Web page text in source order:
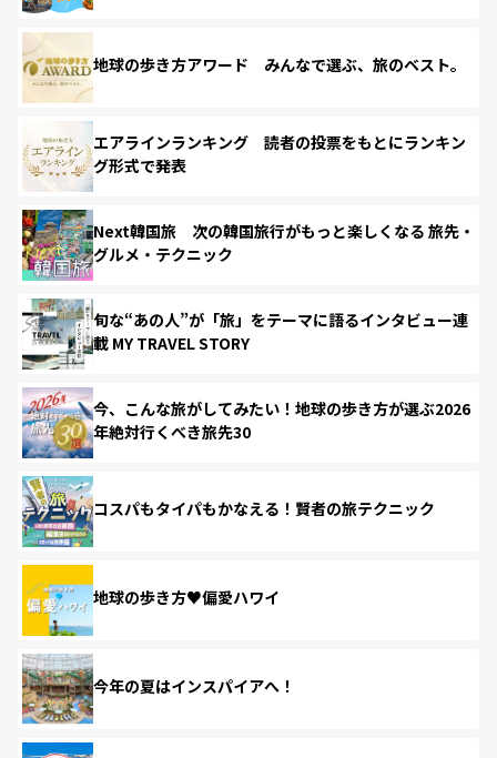
地球の歩き方アワード みんなで選ぶ、旅のベスト。
エアラインランキング 読者の投票をもとにランキン
グ形式で発表
Next韓国旅 次の韓国旅行がもっと楽しくなる 旅先・
グルメ・テクニック
旬な“あの人”が「旅」をテーマに語るインタビュー連
載 MY TRAVEL STORY
今、こんな旅がしてみたい！地球の歩き方が選ぶ2026
年絶対行くべき旅先30
コスパもタイパもかなえる！賢者の旅テクニック
地球の歩き方♥偏愛ハワイ
今年の夏はインスパイアへ！